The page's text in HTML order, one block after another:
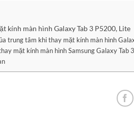
kính màn hình Galaxy Tab 3 P5200, Lite
trung tâm khi thay mặt kính màn hình
mặt kính màn hình Samsung Galaxy Tab